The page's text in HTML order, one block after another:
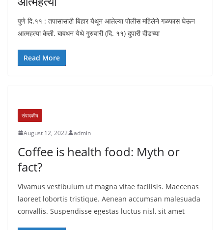
पुणे दि.११ : तपासासाठी बिहार येथून आलेल्या पोलीस महिलेने गळफास घेऊन
आत्महत्या केली. बावधन येथे गुरुवारी (दि. ११) दुपारी दीडच्या
Read More
संपादकीय
August 12, 2022 admin
Coffee is health food: Myth or
fact?
Vivamus vestibulum ut magna vitae facilisis. Maecenas
laoreet lobortis tristique. Aenean accumsan malesuada
convallis. Suspendisse egestas luctus nisl, sit amet